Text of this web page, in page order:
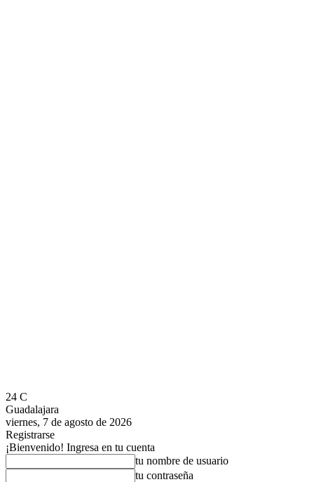
24 C
Guadalajara
viernes, 7 de agosto de 2026
Registrarse
¡Bienvenido! Ingresa en tu cuenta
tu nombre de usuario
tu contraseña